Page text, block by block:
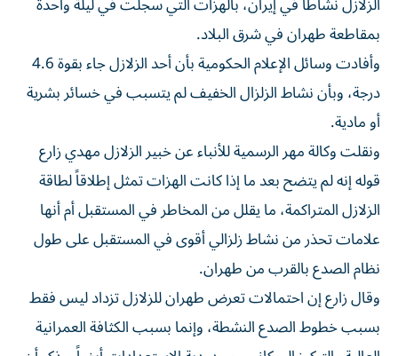
بمقاطعة طهران في شرق البلاد.
وأفادت وسائل الإعلام الحكومية بأن أحد الزلازل جاء بقوة 4.6
درجة، وبأن نشاط الزلزال ​الخفيف لم يتسبب في خسائر بشرية
أو مادية.
ونقلت ‌وكالة مهر الرسمية للأنباء عن خبير الزلازل مهدي زارع
قوله إنه لم يتضح بعد ما إذا كانت الهزات تمثل إطلاقاً لطاقة
الزلازل ⁠المتراكمة، ما يقلل من المخاطر في المستقبل أم أنها
علامات تحذر من نشاط زلزالي أقوى في المستقبل على طول
نظام الصدع بالقرب من ​طهران.
وقال زارع ‌إن احتمالات تعرض طهران للزلازل تزداد ليس فقط
بسبب خطوط ‌الصدع النشطة، وإنما بسبب الكثافة العمرانية